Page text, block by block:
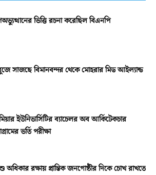
ভিত্তি রচনা করেছিল বিএনপি
সাজছে বিমানবন্দর থেকে মোহরার মিড আইল্যান্ড
ইউনিভার্সিটির ব্যাচেলর অব আর্কিটেকচার
ভর্তি পরীক্ষা
অধিকার রক্ষায় প্রান্তিক জনগোষ্ঠীর দিকে চোখ রাখতে